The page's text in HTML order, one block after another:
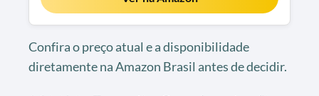
Confira o preço atual e a disponibilidade
diretamente na Amazon Brasil antes de decidir.